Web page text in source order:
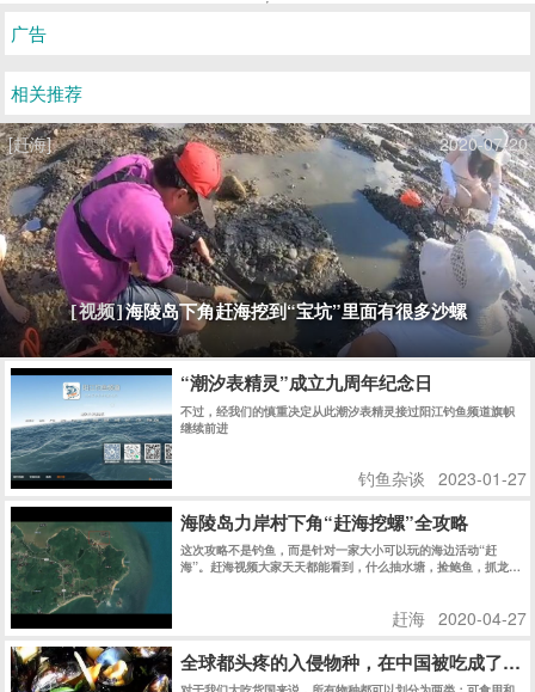
广告
相关推荐
[赶海] 2020-07-20
[视频]海陵岛下角赶海挖到“宝坑”里面有很多沙螺
“潮汐表精灵”成立九周年纪念日
不过，经我们的慎重决定从此潮汐表精灵接过阳江钓鱼频道旗帜
继续前进
钓鱼杂谈 2023-01-27
海陵岛力岸村下角“赶海挖螺”全攻略
这次攻略不是钓鱼，而是针对一家大小可以玩的海边活动“赶
海”。赶海视频大家天天都能看到，什么抽水塘，捡鲍鱼，抓龙虾
赶海 2020-04-27
全球都头疼的入侵物种，在中国被吃成了